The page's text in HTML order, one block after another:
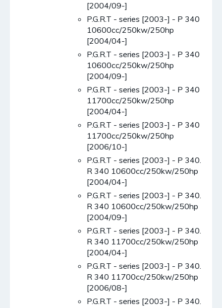
[2004/09-]
P.G.R.T - series [2003-] - P 340
10600cc/250kw/250hp
[2004/04-]
P.G.R.T - series [2003-] - P 340
10600cc/250kw/250hp
[2004/09-]
P.G.R.T - series [2003-] - P 340
11700cc/250kw/250hp
[2004/04-]
P.G.R.T - series [2003-] - P 340
11700cc/250kw/250hp
[2006/10-]
P.G.R.T - series [2003-] - P 340.
R 340 10600cc/250kw/250hp
[2004/04-]
P.G.R.T - series [2003-] - P 340.
R 340 10600cc/250kw/250hp
[2004/09-]
P.G.R.T - series [2003-] - P 340.
R 340 11700cc/250kw/250hp
[2004/04-]
P.G.R.T - series [2003-] - P 340.
R 340 11700cc/250kw/250hp
[2006/08-]
P.G.R.T - series [2003-] - P 340.